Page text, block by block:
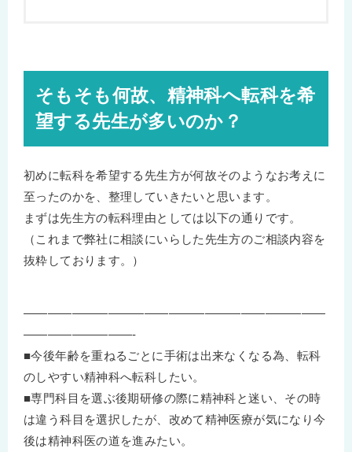
そもそも何故、精神科へ転科を希
望する先生が多いのか？
初めに転科を希望する先生方が何故そのようなお考えに
至ったのかを、整理していきたいと思います。
まずは先生方の転科理由としては以下の通りです。
（これまで弊社に相談にいらした先生方のご相談内容を
抜粋しております。）
—————————————————————————
—————————-
■今後年齢を重ねるごとに手術は出来なくなる為、転科
のしやすい精神科へ転科したい。
■専門科目を選ぶ後期研修の際に精神科と迷い、その時
は違う科目を選択したが、改めて精神医療が気になり今
後は精神科医の道を進みたい。